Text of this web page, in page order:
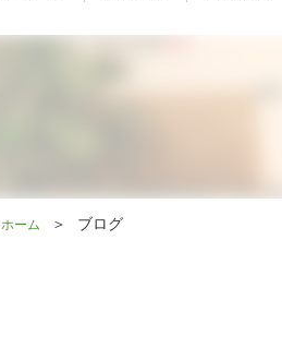
ホーム ＞ ブログ